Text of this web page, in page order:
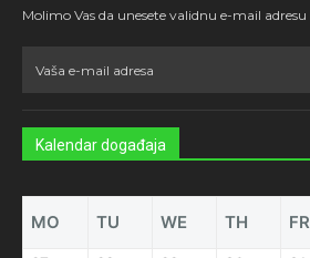
Molimo Vas da unesete validnu e-mail adresu
Kalendar događaja
MO TU WE TH FR